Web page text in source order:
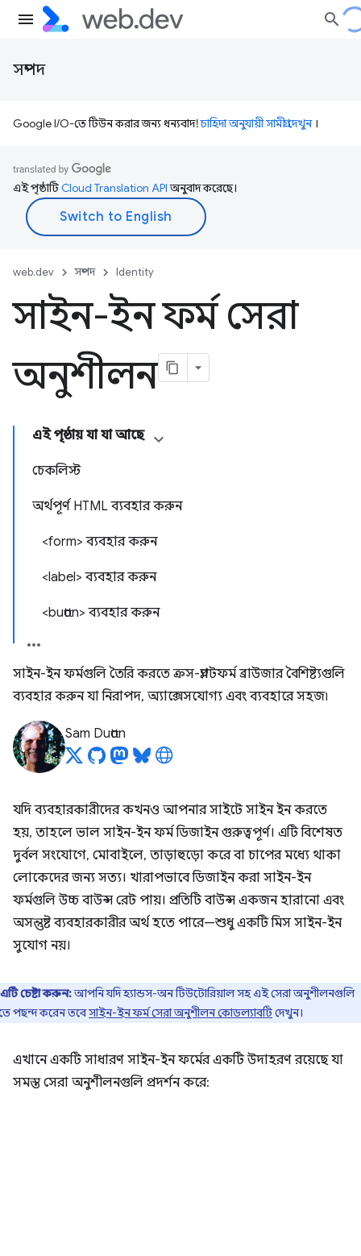
সম্পদ
Google I/O-তে টিউন করার জন্য ধন্যবাদ!চাহিদা অনুযায়ী সামগ্রী দেখুন।
এই পৃষ্ঠাটিCloud Translation APIঅনুবাদ করেছে।
web.dev সম্পদ Identity
সাইন-ইন ফর্ম সেরা
অনুশীলন
এই পৃষ্ঠায় যা যা আছে
চেকলিস্ট
অর্থপূর্ণ HTML ব্যবহার করুন
<form> ব্যবহার করুন
<label> ব্যবহার করুন
<button> ব্যবহার করুন
সাইন-ইন ফর্মগুলি তৈরি করতে ক্রস-প্ল্যাটফর্ম ব্রাউজার বৈশিষ্ট্যগুলি
ব্যবহার করুন যা নিরাপদ, অ্যাক্সেসযোগ্য এবং ব্যবহারে সহজ৷
Sam Dutton
যদি ব্যবহারকারীদের কখনও আপনার সাইটে সাইন ইন করতে
হয়, তাহলে ভাল সাইন-ইন ফর্ম ডিজাইন গুরুত্বপূর্ণ। এটি বিশেষত
দুর্বল সংযোগে, মোবাইলে, তাড়াহুড়ো করে বা চাপের মধ্যে থাকা
লোকেদের জন্য সত্য। খারাপভাবে ডিজাইন করা সাইন-ইন
ফর্মগুলি উচ্চ বাউন্স রেট পায়। প্রতিটি বাউন্স একজন হারানো এবং
অসন্তুষ্ট ব্যবহারকারীর অর্থ হতে পারে—শুধু একটি মিস সাইন-ইন
সুযোগ নয়।
এটি চেষ্টা করুন:আপনি যদি হ্যান্ডস-অন টিউটোরিয়াল সহ এই সেরা অনুশীলনগুলি
পছন্দ করেন তবেসাইন-ইন ফর্ম সেরা অনুশীলন কোডল্যাবটিদেখুন।
এখানে একটি সাধারণ সাইন-ইন ফর্মের একটি উদাহরণ রয়েছে যা
সমস্ত সেরা অনুশীলনগুলি প্রদর্শন করে: